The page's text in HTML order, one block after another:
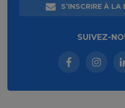
S’INSCRIRE À
SUIVEZ-
Facebook